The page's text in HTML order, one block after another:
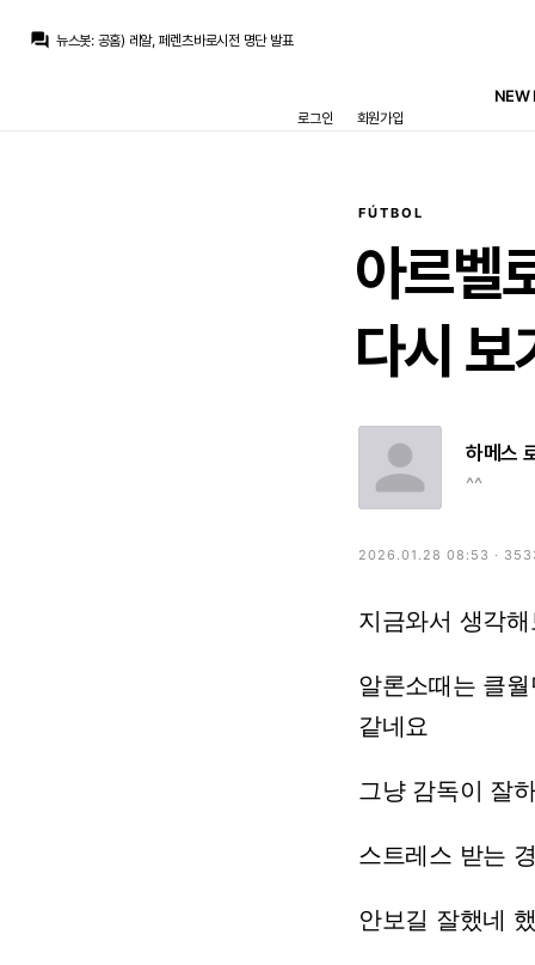
question_answer 뉴스봇: 공홈) 레알, 페렌츠바로시전 명단 발표
50m은 슾국에서 나온 기사라는데 말이 안돼죠
NEW
로그인 회원가입
FÚTBOL
아르벨
다시 보
하메스
^^
2026.01.28 08:53 ·
지금와서 생각
알론소때는 클
같네요
그냥 감독이 잘
스트레스 받는
안보길 잘했네